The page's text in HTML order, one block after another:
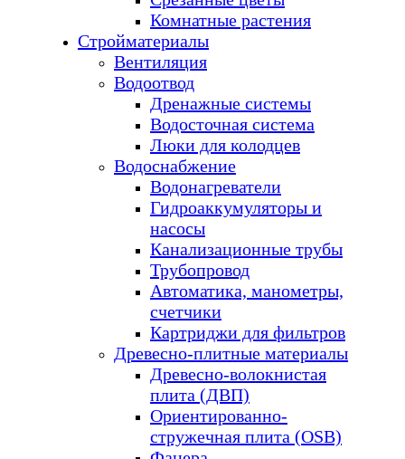
Комнатные растения
Стройматериалы
Вентиляция
Водоотвод
Дренажные системы
Водосточная система
Люки для колодцев
Водоснабжение
Водонагреватели
Гидроаккумуляторы и
насосы
Канализационные трубы
Трубопровод
Автоматика, манометры,
счетчики
Картриджи для фильтров
Древесно-плитные материалы
Древесно-волокнистая
плита (ДВП)
Ориентированно-
стружечная плита (OSB)